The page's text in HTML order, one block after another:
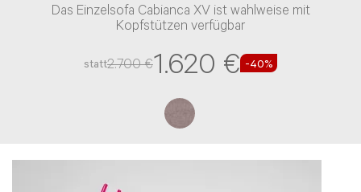
Das Einzelsofa Cabianca XV ist wahlweise mit
Kopfstützen verfügbar
statt2.700 €1.620 € -40%